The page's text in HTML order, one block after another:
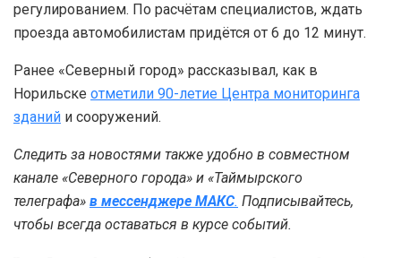
регулированием. По расчётам специалистов, ждать
проезда автомобилистам придётся от 6 до 12 минут.
Ранее «Северный город» рассказывал, как в
Норильске отметили 90-летие Центра мониторинга
зданий и сооружений.
Следить за новостями также удобно в совместном
канале «Северного города» и «Таймырского
телеграфа» в мессенджере MAКС. Подписывайтесь,
чтобы всегда оставаться в курсе событий.